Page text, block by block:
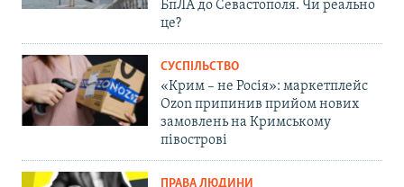
БпЛА до Севастополя. Чи реально
це?
СУСПІЛЬСТВО
«Крим – не Росія»: маркетплейс
Ozon припинив прийом нових
замовлень на Кримському
півострові
ПРАВА ЛЮДИНИ